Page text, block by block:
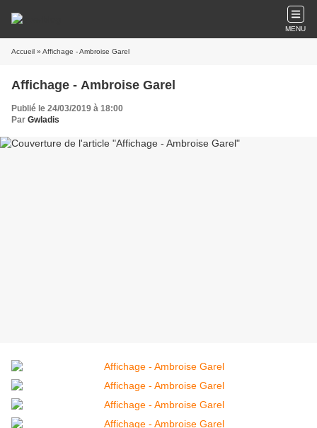
MENU
Accueil » Affichage - Ambroise Garel
Affichage - Ambroise Garel
Publié le 24/03/2019 à 18:00
Par Gwladis